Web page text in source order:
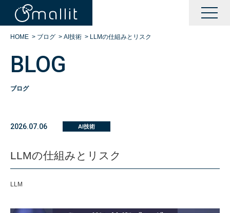
KAIZENサポート
BOOTサポート
HOME > ブログ > AI技術 > LLMの仕組みとリスク
BLOG
ブログ
2026.07.06 AI技術
LLMの仕組みとリスク
LLM